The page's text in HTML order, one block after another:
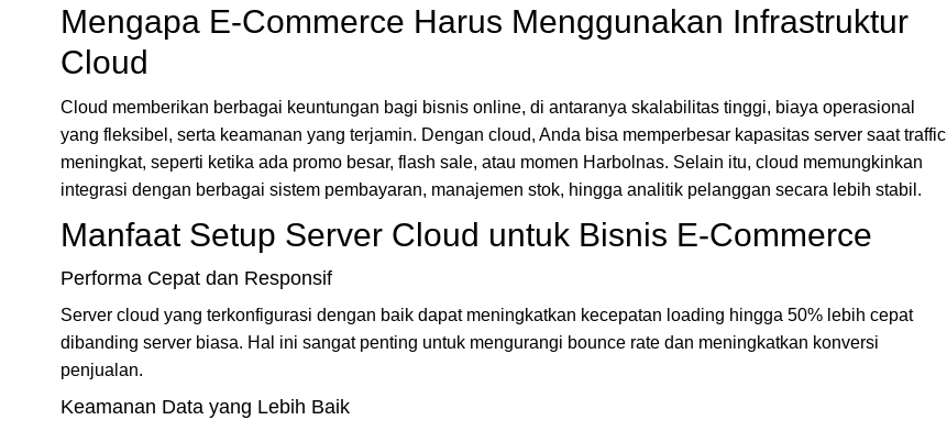
Mengapa E-Commerce Harus Menggunakan Infrastruktur
Cloud
Cloud memberikan berbagai keuntungan bagi bisnis online, di antaranya skalabilitas tinggi, biaya operasional
yang fleksibel, serta keamanan yang terjamin. Dengan cloud, Anda bisa memperbesar kapasitas server saat traffic
meningkat, seperti ketika ada promo besar, flash sale, atau momen Harbolnas. Selain itu, cloud memungkinkan
integrasi dengan berbagai sistem pembayaran, manajemen stok, hingga analitik pelanggan secara lebih stabil.
Manfaat Setup Server Cloud untuk Bisnis E-Commerce
Performa Cepat dan Responsif
Server cloud yang terkonfigurasi dengan baik dapat meningkatkan kecepatan loading hingga 50% lebih cepat
dibanding server biasa. Hal ini sangat penting untuk mengurangi bounce rate dan meningkatkan konversi
penjualan.
Keamanan Data yang Lebih Baik